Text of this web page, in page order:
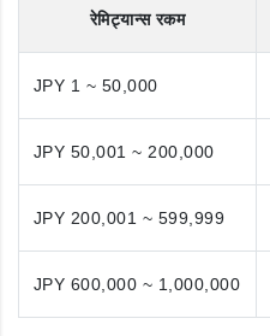
रेमिट्यान्स रकम
JPY 1 ~ 50,000
JPY 50,001 ~ 200,000
JPY 200,001 ~ 599,999
JPY 600,000 ~ 1,000,000